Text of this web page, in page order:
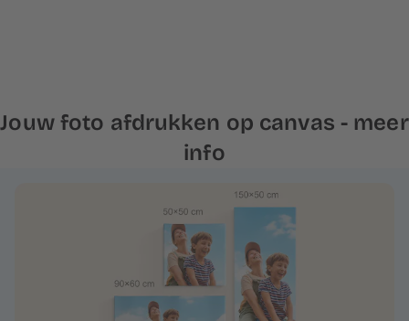
Voor onze frames gebruiken we
duurzaamheid garandeert. Je fotodoek wordt
opgespannen op een ca. 2-4 cm hoog spieraam, wat
betekent dat ca. 3-5 cm van je foto wordt omgevouwen
aan de rand - houd hier rekening mee bij het
ontwerpen. Als het nodig is, kun je je canvasdoek ook
gemakkelijk schoonmaken.
Jouw foto afdrukken op canvas - meer
info